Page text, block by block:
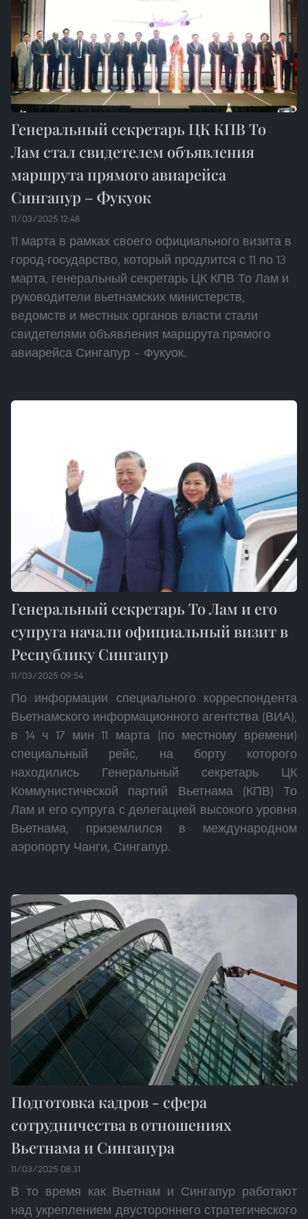
Генеральный секретарь ЦК КПВ То
Лам стал свидетелем объявления
маршрута прямого авиарейса
Сингапур – Фукуок
11/03/2025 12:48
11 марта в рамках своего официального визита в
город-государство, который продлится с 11 по 13
марта, генеральный секретарь ЦК КПВ То Лам и
руководители вьетнамских министерств,
ведомств и местных органов власти стали
свидетелями объявления маршрута прямого
авиарейса Сингапур – Фукуок.
Генеральный секретарь То Лам и его
супруга начали официальный визит в
Республику Сингапур
11/03/2025 09:54
По информации специального корреспондента
Вьетнамского информационного агентства (ВИА),
в 14 ч 17 мин 11 марта (по местному времени)
специальный рейс, на борту которого
находились Генеральный секретарь ЦК
Коммунистической партий Вьетнама (КПВ) То
Лам и его супруга с делегацией высокого уровня
Вьетнама, приземлился в международном
аэропорту Чанги, Сингапур.
Подготовка кадров - сфера
сотрудничества в отношениях
Вьетнама и Сингапура
11/03/2025 08:31
В то время как Вьетнам и Сингапур работают
над укреплением двустороннего стратегического